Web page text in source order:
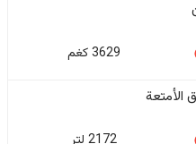
3629 كغم